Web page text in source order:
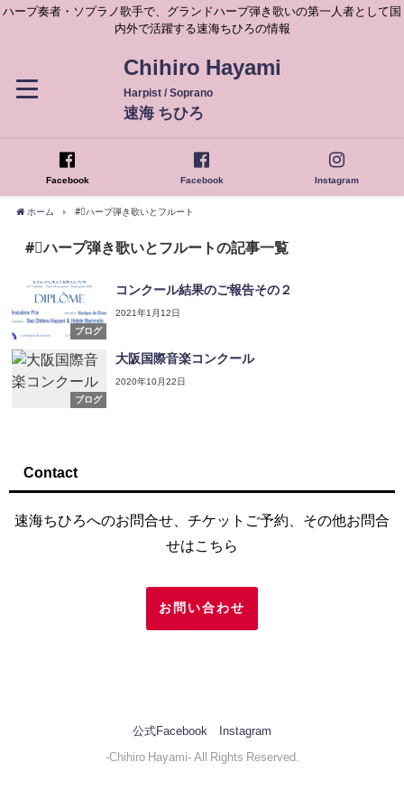
ハープ奏者・ソプラノ歌手で、グランドハープ弾き歌いの第一人者として国
内外で活躍する速海ちひろの情報
Chihiro Hayami
Harpist / Soprano
速海 ちひろ
Facebook Facebook Instagram
ホーム #⃣ハープ弾き歌いとフルート
#⃣ハープ弾き歌いとフルートの記事一覧
ブログ
コンクール結果のご報告その２
2021年1月12日
ブログ
大阪国際音楽コンクール
2020年10月22日
Contact
速海ちひろへのお問合せ、チケットご予約、その他お問合
せはこちら
お問い合わせ
公式Facebook Instagram
-Chihiro Hayami- All Rights Reserved.